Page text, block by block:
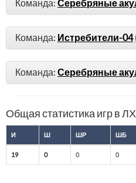
Команда: Серебряные
Команда: Истребители-04
Команда: Серебряные
Общая статистика игр в
И Ш ШР ШБ
19 0 0 0